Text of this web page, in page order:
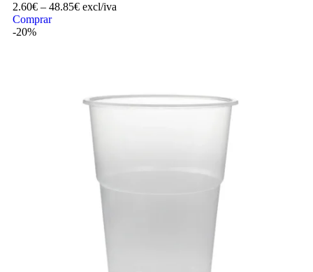
2.60€ – 48.85€ excl/iva
Comprar
-20%